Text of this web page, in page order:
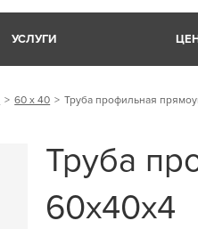
УСЛУГИ
60 х 40 Труба профильная
Труба
60х40х4